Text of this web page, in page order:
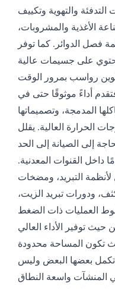
التدفئة والتهوية وتكييف
الأغذية والمشروبات،
فصل الدوائر. كما توفر
على جسيمات عالية
أداءً موثوقًا حتى في
المدمجة، وتصميماتها
الحرارة العالية. يقلل
إلى الصيانة إلى الحد
داخل القنوات المعدنية.
التبريد، ومضخات
ودورات تبريد الزيت،
العمليات ذات الضغط
حيث توفير الأداء العالي
تكمل بعضها البعض وليس
المنشآت واسعة النطاق